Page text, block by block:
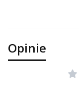
Opinie